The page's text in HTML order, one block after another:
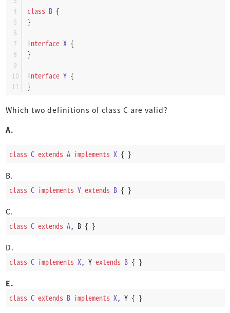
class B {
}
interface X {
}
interface Y {
}
Which two definitions of class C are valid?
A.
class C extends A implements X { }
B.
class C implements Y extends B { }
C.
class C extends A, B { }
D.
class C implements X, Y extends B { }
E.
class C extends B implements X, Y { }